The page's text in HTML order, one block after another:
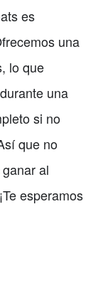
es
una
lo que
una
si no
que no
al
esperamos